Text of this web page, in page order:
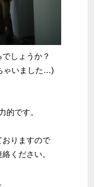
しょうか？
ゃいました…)
的です。
おりますので
ください。